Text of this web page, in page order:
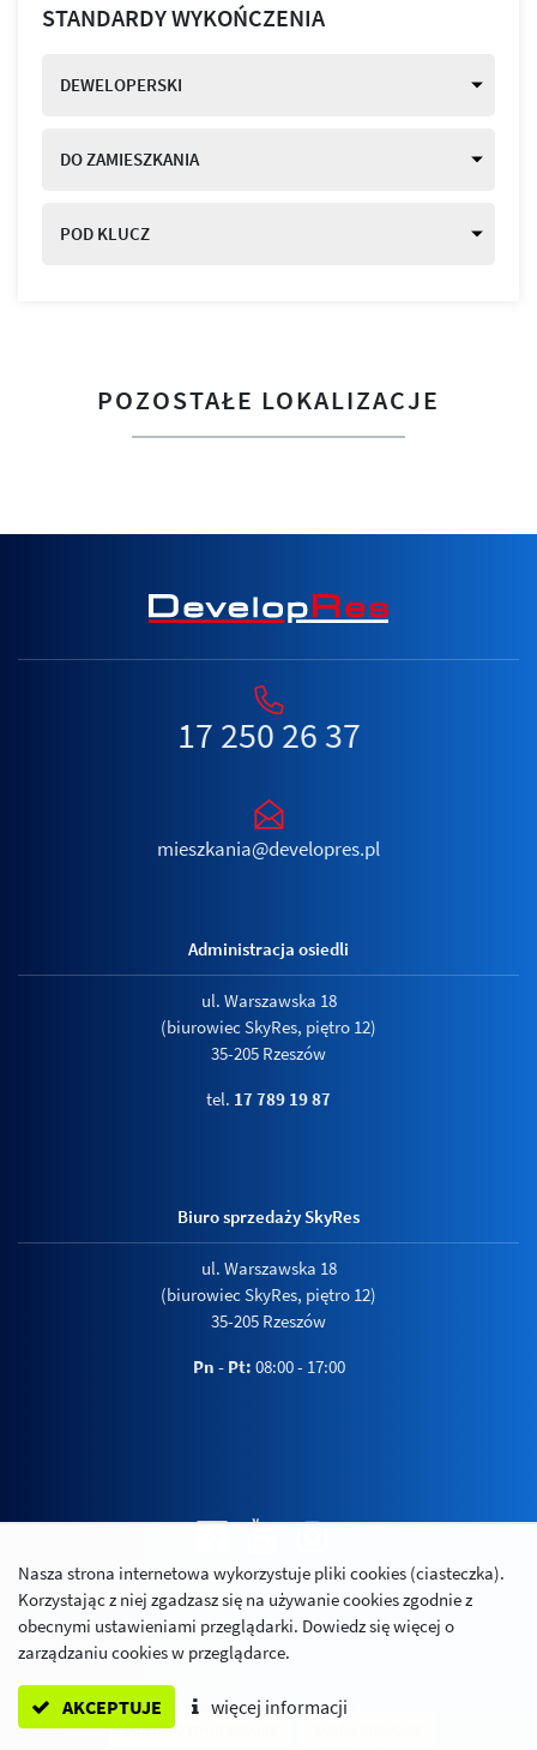
STANDARDY WYKOŃCZENIA
DEWELOPERSKI
DO ZAMIESZKANIA
POD KLUCZ
POZOSTAŁE LOKALIZACJE
17 250 26 37
mieszkania@developres.pl
Administracja osiedli
ul. Warszawska 18
(biurowiec SkyRes, piętro 12)
35-205 Rzeszów
tel. 17 789 19 87
Biuro sprzedaży SkyRes
ul. Warszawska 18
(biurowiec SkyRes, piętro 12)
35-205 Rzeszów
Pn - Pt: 08:00 - 17:00
Polityka prywatności
Relacje inwestorskie
ZAPYTAJ O TO MIESZKANIE
Nasza strona internetowa wykorzystuje pliki cookies (ciasteczka).
Korzystając z niej zgadzasz się na używanie cookies zgodnie z
obecnymi ustawieniami przeglądarki. Dowiedz się więcej o
zarządzaniu cookies w przeglądarce.
AKCEPTUJE więcej informacji